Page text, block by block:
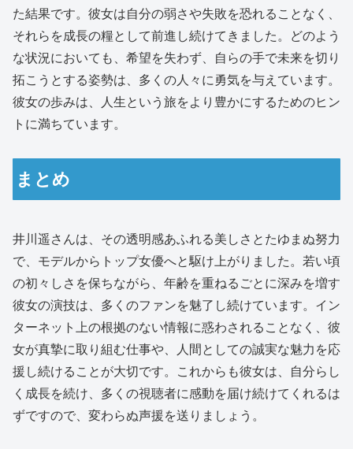
た結果です。彼女は自分の弱さや失敗を恐れることなく、
それらを成長の糧として前進し続けてきました。どのよう
な状況においても、希望を失わず、自らの手で未来を切り
拓こうとする姿勢は、多くの人々に勇気を与えています。
彼女の歩みは、人生という旅をより豊かにするためのヒン
トに満ちています。
まとめ
井川遥さんは、その透明感あふれる美しさとたゆまぬ努力
で、モデルからトップ女優へと駆け上がりました。若い頃
の初々しさを保ちながら、年齢を重ねるごとに深みを増す
彼女の演技は、多くのファンを魅了し続けています。イン
ターネット上の根拠のない情報に惑わされることなく、彼
女が真摯に取り組む仕事や、人間としての誠実な魅力を応
援し続けることが大切です。これからも彼女は、自分らし
く成長を続け、多くの視聴者に感動を届け続けてくれるは
ずですので、変わらぬ声援を送りましょう。